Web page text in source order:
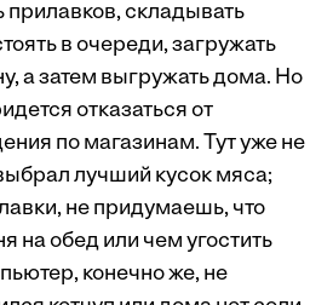
прилавков, складывать
в очереди, загружать
а затем выгружать дома. Но
отказаться от
по магазинам. Тут уже не
лучший кусок мяса;
не придумаешь, что
на обед или чем угостить
конечно же, не